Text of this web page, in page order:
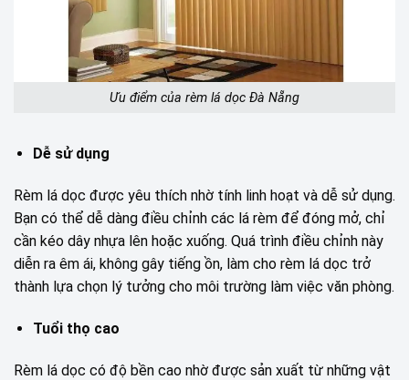
Ưu điểm của rèm lá dọc Đà Nẵng
Dễ sử dụng
Rèm lá dọc được yêu thích nhờ tính linh hoạt và dễ sử dụng.
Bạn có thể dễ dàng điều chỉnh các lá rèm để đóng mở, chỉ
cần kéo dây nhựa lên hoặc xuống. Quá trình điều chỉnh này
diễn ra êm ái, không gây tiếng ồn, làm cho rèm lá dọc trở
thành lựa chọn lý tưởng cho môi trường làm việc văn phòng.
Tuổi thọ cao
Rèm lá dọc có độ bền cao nhờ được sản xuất từ những vật